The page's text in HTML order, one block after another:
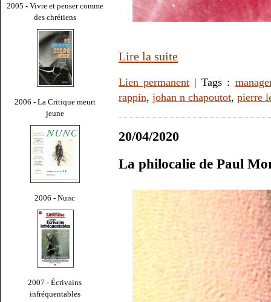
2005 - Vivre et penser comme
des chrétiens
2006 - La Critique meurt
jeune
2006 - Nunc
2007 - Écrivains
infréquentables
Lire la suite
Lien permanent | Tags :
rappin, johan n chapoutot, pierre
20/04/2020
La philocalie de Paul